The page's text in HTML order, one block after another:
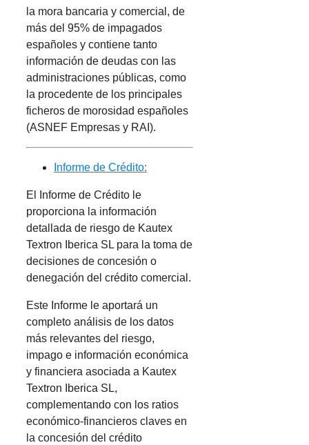
la mora bancaria y comercial, de
más del 95% de impagados
españoles y contiene tanto
información de deudas con las
administraciones públicas, como
la procedente de los principales
ficheros de morosidad españoles
(ASNEF Empresas y RAI).
Informe de Crédito:
El Informe de Crédito le
proporciona la información
detallada de riesgo de Kautex
Textron Iberica SL para la toma de
decisiones de concesión o
denegación del crédito comercial.
Este Informe le aportará un
completo análisis de los datos
más relevantes del riesgo,
impago e información económica
y financiera asociada a Kautex
Textron Iberica SL,
complementando con los ratios
económico-financieros claves en
la concesión del crédito